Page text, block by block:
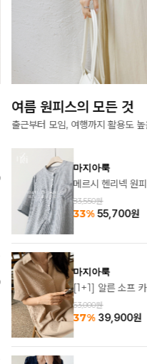
여름 원피스의 모든 것
출근부터 모임, 여행까지 활용도
마지아룩
메르시 헨리넥 원
83,550원
33% 55,700원
마지아룩
[1+1] 알른 소프
63,000원
37% 39,900원